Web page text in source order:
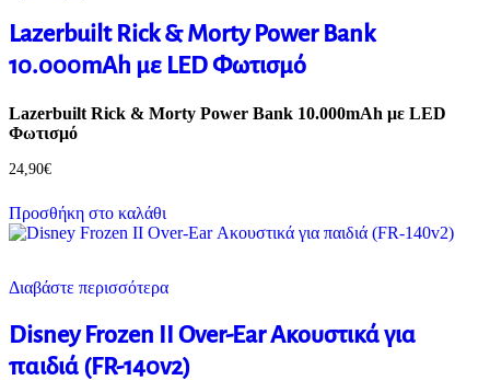
Lazerbuilt Rick & Morty Power Bank
10.000mAh με LED Φωτισμό
Lazerbuilt Rick & Morty Power Bank 10.000mAh με LED
Φωτισμό
24,90€
Προσθήκη στο καλάθι
Διαβάστε περισσότερα
Disney Frozen II Over-Ear Ακουστικά για
παιδιά (FR-140v2)